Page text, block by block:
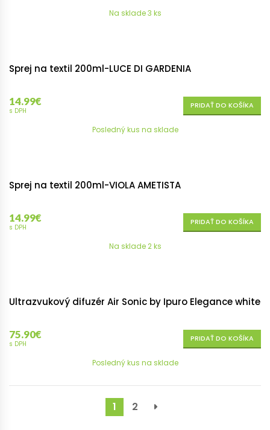
Na sklade 3 ks
Sprej na textil 200ml-LUCE DI GARDENIA
14.99€
s DPH
PRIDAŤ DO KOŠÍKA
Posledný kus na sklade
Sprej na textil 200ml-VIOLA AMETISTA
14.99€
s DPH
PRIDAŤ DO KOŠÍKA
Na sklade 2 ks
Ultrazvukový difuzér Air Sonic by Ipuro Elegance white
75.90€
s DPH
PRIDAŤ DO KOŠÍKA
Posledný kus na sklade
1 2